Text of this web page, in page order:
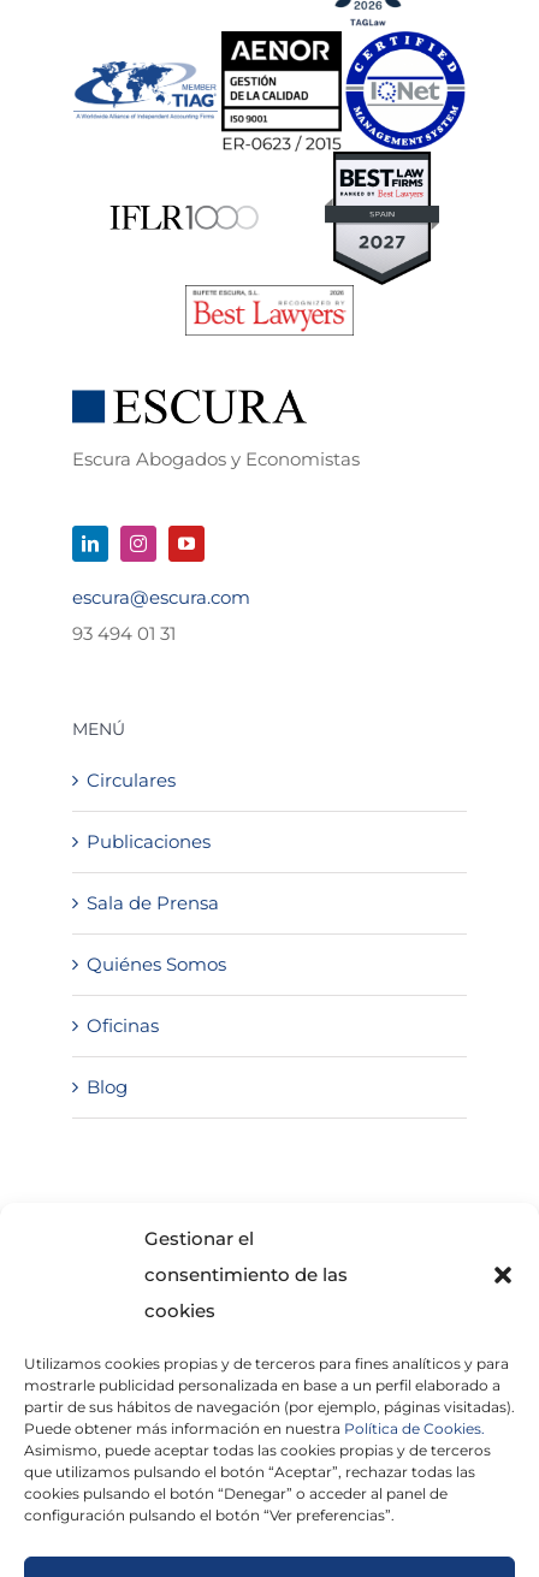
Gestionar el
consentimiento de las
cookies
Utilizamos cookies propias y de terceros para fines analíticos y para
mostrarle publicidad personalizada en base a un perfil elaborado a
partir de sus hábitos de navegación (por ejemplo, páginas visitadas).
Puede obtener más información en nuestra Política de Cookies.
Asimismo, puede aceptar todas las cookies propias y de terceros
que utilizamos pulsando el botón “Aceptar”, rechazar todas las
cookies pulsando el botón “Denegar” o acceder al panel de
configuración pulsando el botón “Ver preferencias”.
Escura Abogados y Economistas
escura@escura.com
93 494 01 31
MENÚ
Circulares
Publicaciones
Sala de Prensa
Quiénes Somos
Oficinas
Blog
He leído y acepto laPolítica de Privacidad